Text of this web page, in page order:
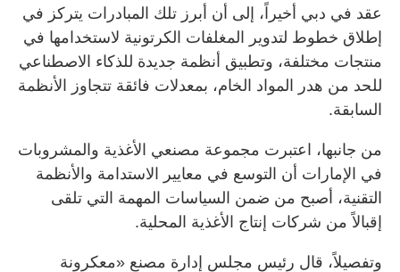
عقد في دبي أخيراً، إلى أن أبرز تلك المبادرات يتركز في
إطلاق خطوط لتدوير المغلفات الكرتونية لاستخدامها في
منتجات مختلفة، وتطبيق أنظمة جديدة للذكاء الاصطناعي
للحد من هدر المواد الخام، بمعدلات فائقة تتجاوز الأنظمة
السابقة.
من جانبها، اعتبرت مجموعة مصنعي الأغذية والمشروبات
في الإمارات أن التوسع في معايير الاستدامة والأنظمة
التقنية، أصبح من ضمن السياسات المهمة التي تلقى
إقبالاً من شركات إنتاج الأغذية المحلية.
وتفصيلاً، قال رئيس مجلس إدارة مصنع «معكرونة